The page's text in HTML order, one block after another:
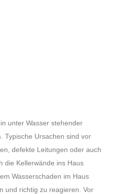
unter Wasser stehender
Typische Ursachen sind vor
defekte Leitungen oder auch
die Kellerwände ins Haus
Wasserschaden im Haus
und richtig zu reagieren. Vor